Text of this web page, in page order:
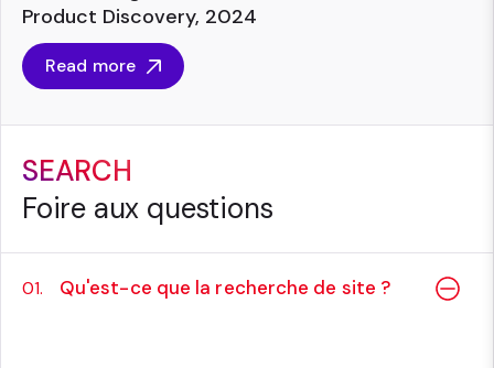
Product Discovery, 2024
Read more
SEARCH
Foire aux questions
01. Qu'est-ce que la recherche de site ?